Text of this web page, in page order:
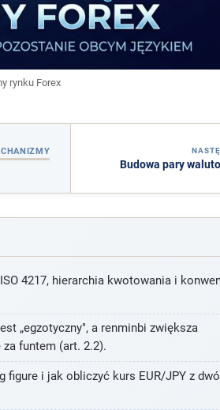
rynku Forex
Budowa pary
4217, hierarchia kwotowania i
„egzotyczny", a renminbi zwiększa
funtem (art. 2.2).
figure i jak obliczyć kurs EUR/JPY z